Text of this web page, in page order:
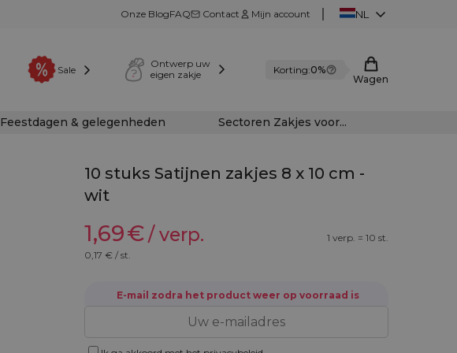
Onze BlogFAQ Contact Mijn account NL
Sale
Ontwerp uw
eigen zakje
Korting:0%
Wagen
Feestdagen & gelegenheden Sectoren Zakjes voor...
10 stuks Satijnen zakjes 8 x 10 cm -
wit
1,69€/ verp.
1 verp. = 10 st.
0,17 € / st.
E-mail zodra het product weer op voorraad is